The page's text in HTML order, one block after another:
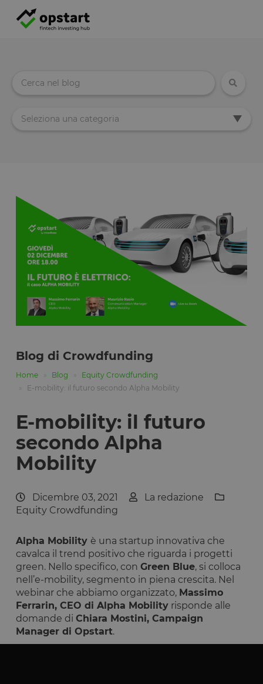
Seleziona una categoria
Blog di Crowdfunding
Home Blog
Equity Crowdfunding
E-mobility: il futuro secondo Alpha Mobility
E-mobility: il futuro
secondo Alpha
Mobility
Dicembre 03, 2021
La redazione
Equity Crowdfunding
Alpha Mobility è una startup innovativa che
cavalca il trend positivo che riguarda i progetti
green. Nello specifico, con Green Blue, si colloca
nell’e-mobility, segmento in piena crescita. Nel
webinar che abbiamo organizzato, Massimo
Ferrarin, CEO di Alpha Mobility risponde alle
domande di Chiara Mostini, Campaign
Manager di Opstart.